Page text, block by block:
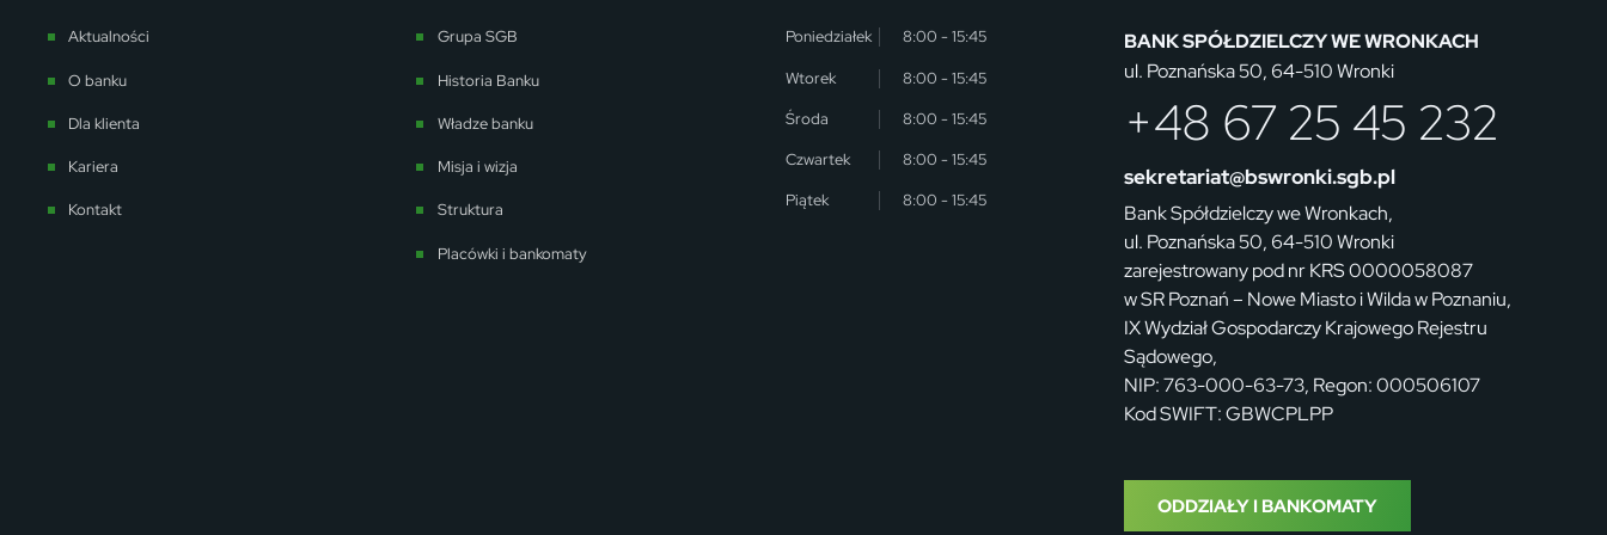
Aktualności
O banku
Dla klienta
Kariera
Kontakt
Grupa SGB
Historia Banku
Władze banku
Misja i wizja
Struktura
Placówki i bankomaty
Poniedziałek 8:00 - 15:45
Wtorek 8:00 - 15:45
Środa 8:00 - 15:45
Czwartek 8:00 - 15:45
Piątek 8:00 - 15:45
BANK SPÓŁDZIELCZY WE WRONKACH
ul. Poznańska 50, 64-510 Wronki
+48 67 25 45 232
sekretariat@bswronki.sgb.pl
Bank Spółdzielczy we Wronkach,
ul. Poznańska 50, 64-510 Wronki
zarejestrowany pod nr KRS 0000058087
w SR Poznań – Nowe Miasto i Wilda w Poznaniu,
IX Wydział Gospodarczy Krajowego Rejestru
Sądowego,
NIP: 763-000-63-73, Regon: 000506107
Kod SWIFT: GBWCPLPP
ODDZIAŁY I BANKOMATY